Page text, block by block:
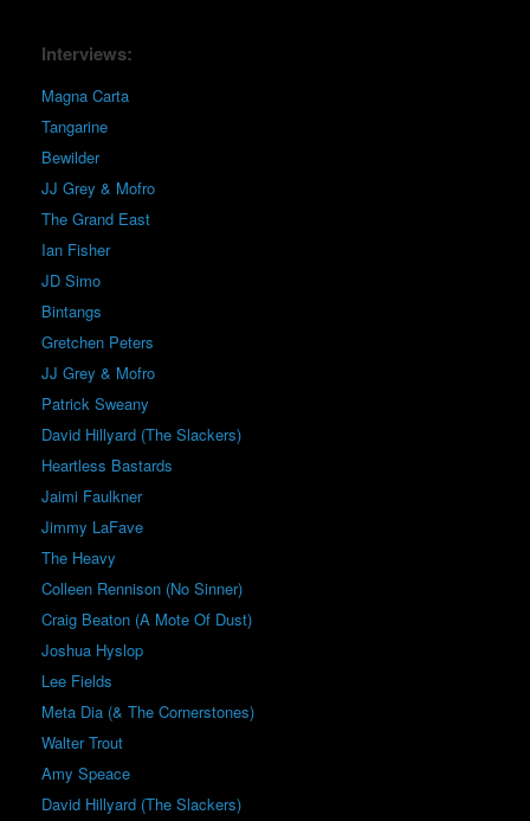
Interviews:
Magna Carta
Tangarine
Bewilder
JJ Grey & Mofro
The Grand East
Ian Fisher
JD Simo
Bintangs
Gretchen Peters
JJ Grey & Mofro
Patrick Sweany
David Hillyard (The Slackers)
Heartless Bastards
Jaimi Faulkner
Jimmy LaFave
The Heavy
Colleen Rennison (No Sinner)
Craig Beaton (A Mote Of Dust)
Joshua Hyslop
Lee Fields
Meta Dia (& The Cornerstones)
Walter Trout
Amy Speace
David Hillyard (The Slackers)